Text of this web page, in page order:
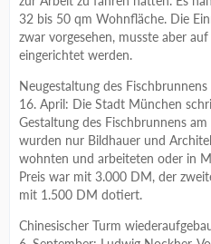
32 bis 50 qm Wohnfläche. Die
zwar vorgesehen, musste aber
eingerichtet werden.
Neugestaltung des Fischbrunnens
16. April: Die Stadt München
Gestaltung des Fischbrunnens
wurden nur Bildhauer und
wohnten und arbeiteten oder in
Preis war mit 3.000 DM, der
mit 1.500 DM dotiert.
Chinesischer Turm